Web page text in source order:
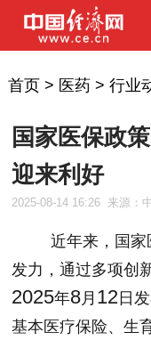
首页> 医药> 行业
国家医保政
迎来利好
2025-08-14 16:26 来源：
近年来，国
发力，通过多项创
2025年8月 12 日
基本医疗保险、生